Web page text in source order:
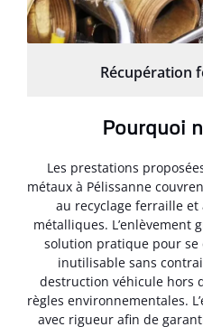
Récupération
Pourquoi
Les prestations
métaux à Pélissanne
au recyclage ferraille et
métalliques. L’enlèvement
solution pratique pour se
inutilisable sans
destruction véhicule hors
règles environnementales.
avec rigueur afin de